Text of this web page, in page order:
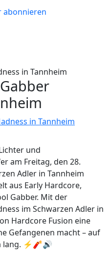
abonnieren
in Tannheim
und
am Freitag, den 28.
Adler in Tannheim
aus Early Hardcore,
Gabber. Mit der
im Schwarzen Adler in
Hardcore Fusion eine
Gefangenen macht – auf
lang. ⚡🧨🔊